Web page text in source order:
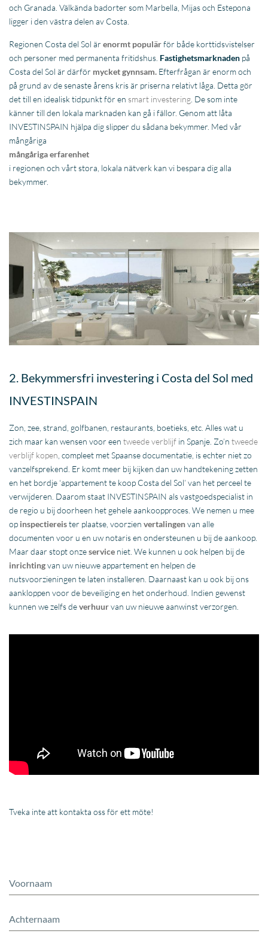
och Granada. Välkända badorter som Marbella, Mijas och Estepona
ligger i den västra delen av Costa.
Regionen Costa del Sol ärenormt populärför både korttidsvistelser
och personer med permanenta fritidshus. Fastighetsmarknaden på
Costa del Sol är därför mycket gynnsam. Efterfrågan är enorm och
på grund av de senaste årens kris är priserna relativt låga. Detta gör
det till en idealisk tidpunkt för en smart investering . De som inte
känner till den lokala marknaden kan gå i fällor. Genom att låta
INVESTINSPAIN hjälpa dig slipper du sådana bekymmer. Med vår
mångåriga
mångåriga erfarenhet
i regionen och vårt stora, lokala nätverk kan vi bespara dig alla
bekymmer.
2. Bekymmersfri investering i Costa del Sol med
INVESTINSPAIN
Zon, zee, strand, golfbanen, restaurants, boetieks, etc. Alles wat u
zich maar kan wensen voor eentweede verblijf in Spanje. Zo’ntweede
verblijf kopen, compleet met Spaanse documentatie, is echter niet zo
vanzelfsprekend. Er komt meer bij kijken dan uw handtekening zetten
en het bordje ‘appartement te koop Costa del Sol’ van het perceel te
verwijderen. Daarom staat INVESTINSPAIN als vastgoedspecialist in
de regio u bij doorheen het gehele aankoopproces. We nemen u mee
op inspectiereister plaatse, voorzienvertalingenvan alle
documenten voor u en uw notaris en ondersteunen u bij de aankoop.
Maar daar stopt onzeservice niet. We kunnen u ook helpen bij de
inrichtingvan uw nieuwe appartement en helpen de
nutsvoorzieningen te laten installeren. Daarnaast kan u ook bij ons
aankloppen voor de beveiliging en het onderhoud. Indien gewenst
kunnen we zelfs deverhuurvan uw nieuwe aanwinst verzorgen.
Tveka inte att kontakta oss för ett möte!